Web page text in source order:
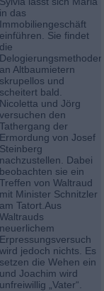
in das
Immobiliengeschäft
einführen. Sie findet
die
Delogierungsmethoden
an Altbaumietern
skrupellos und
scheitert bald.
Nicoletta und Jörg
versuchen den
Tathergang der
Ermordung von Josef
Steinberg
nachzustellen. Dabei
beobachten sie ein
Treffen von Waltraud
mit Minister Schnitzler
am Tatort.Aus
Waltrauds
neuerlichem
Erpressungsversuch
wird jedoch nichts. Es
setzen die Wehen ein
und Joachim wird
unfreiwillig „Vater“.